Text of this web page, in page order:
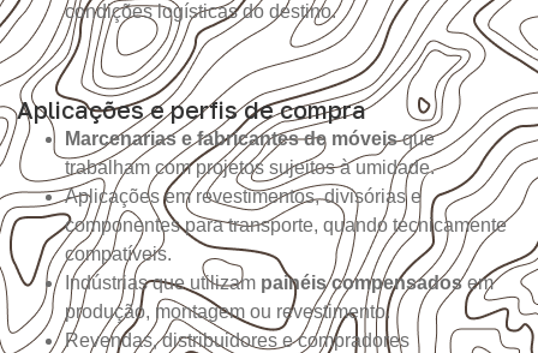
condições logísticas do destino.
Aplicações e perfis de compra
Marcenarias e fabricantes de móveisque
trabalham com projetos sujeitos à umidade.
Aplicações em revestimentos, divisórias e
componentes para transporte, quando tecnicamente
compatíveis.
Indústrias que utilizam painéis compensadosem
produção, montagem ou revestimento.
Revendas, distribuidores e compradores